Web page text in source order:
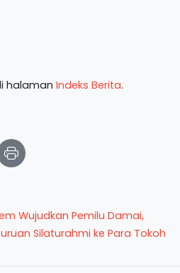
halaman Indeks Berita.
Wujudkan Pemilu Damai,
Silaturahmi ke Para Tokoh